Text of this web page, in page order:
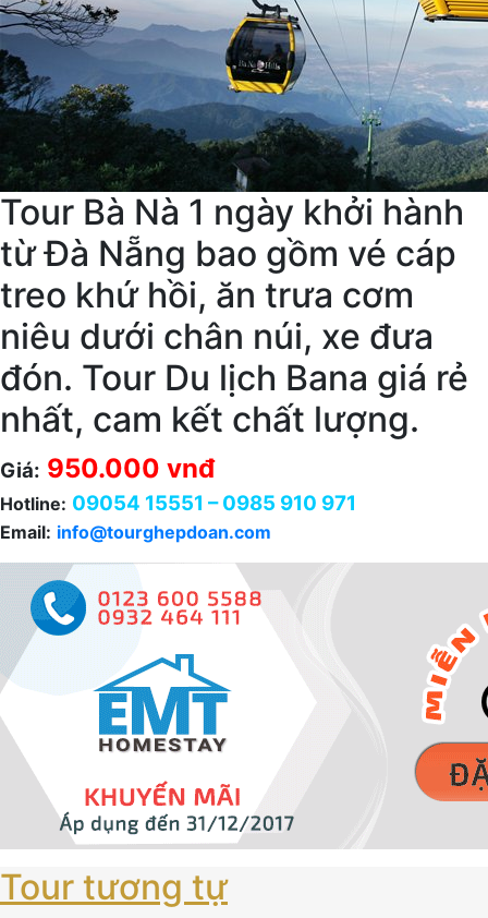
Tour Bà Nà 1 ngày khởi hành
từ Đà Nẵng bao gồm vé cáp
treo khứ hồi, ăn trưa cơm
niêu dưới chân núi, xe đưa
đón. Tour Du lịch Bana giá rẻ
nhất, cam kết chất lượng.
Giá: 950.000 vnđ
Hotline: 09054 15551 – 0985 910 971
Email: info@tourghepdoan.com
Tour tương tự